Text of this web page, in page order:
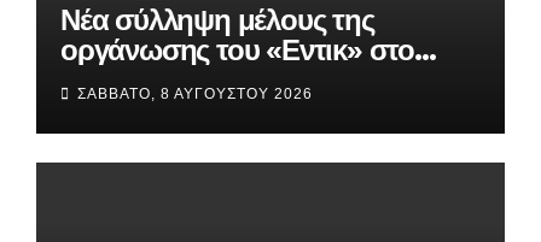
Νέα σύλληψη μέλους της
οργάνωσης του «Εντικ» στο
Παλαιό Φάληρο – Οι απαιτήσεις
για χρήματα και τα λαθραία
τσιγάρα
ΣΆΒΒΑΤΟ, 8 ΑΥΓΟΎΣΤΟΥ 2026